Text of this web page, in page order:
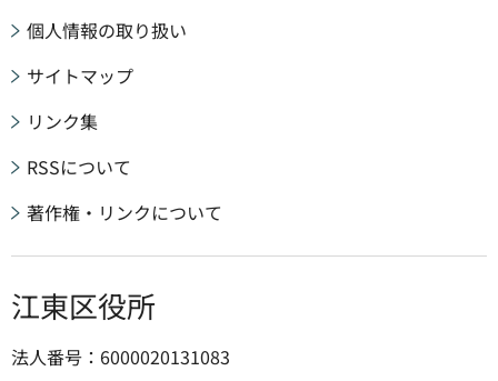
個人情報の取り扱い
サイトマップ
リンク集
RSSについて
著作権・リンクについて
江東区役所
法人番号：6000020131083